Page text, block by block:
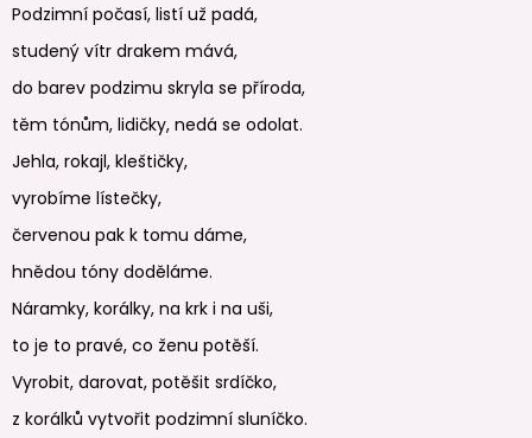
Podzimní počasí, listí už padá,
studený vítr drakem mává,
do barev podzimu skryla se příroda,
těm tónům, lidičky, nedá se odolat.
Jehla, rokajl, kleštičky,
vyrobíme lístečky,
červenou pak k tomu dáme,
hnědou tóny doděláme.
Náramky, korálky, na krk i na uši,
to je to pravé, co ženu potěší.
Vyrobit, darovat, potěšit srdíčko,
z korálků vytvořit podzimní sluníčko.